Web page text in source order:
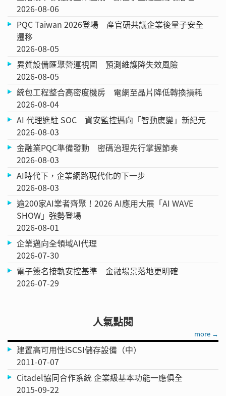
2026-08-06
PQC Taiwan 2026登場 產官研共議企業後量子安全
遷移
2026-08-05
異質設備匯聚營運視圖 預測維護降失效風險
2026-08-05
統包工程整合高密度機房 電網至晶片降低轉換損耗
2026-08-04
AI 代理進駐 SOC 資安監控邁向「智動應變」新紀元
2026-08-03
金融業PQC準備發動 密碼治理先行掌握節奏
2026-08-03
AI時代下，企業網路現代化的下一步
2026-08-03
逾200家AI業者齊聚！2026 AI應用大展「AI WAVE
SHOW」強勢登場
2026-08-01
企業邁向全領域AI代理
2026-07-30
電子簽名接軌安控基準 金融場景落地更明確
2026-07-29
人氣點閱
more →
建置高可用性iSCSI儲存設備（中）
2011-07-07
Citadel協同合作系統 企業級基本功能一應俱全
2015-09-22